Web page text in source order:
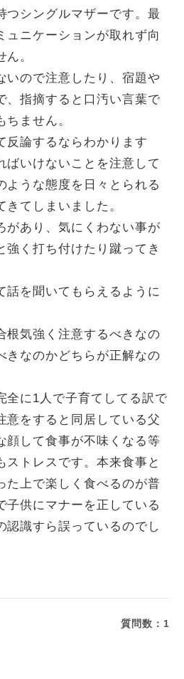
つシングルマザーです。最
ュニケーションが取れず向
。
いので注意したり、宿題や
、指摘すると口汚い言葉で
ません。
反論するならわかります
ばいけないことを注意して
ような態度を日々とられる
てしまいました。
があり、気にくわない事が
強く打ち付けたり蹴ってき
話を聞いてもらえるように
根気強く注意するべきなの
きなのかどちらが正解なの
全に1人で子育てしてる訳で
意をすると同居している父
顔して食事が不味くなる等
ストレスです。本来食事と
た上で楽しく食べるのが普
子供にマナーを正している
認識すら誤っているのでし
質問数： 1